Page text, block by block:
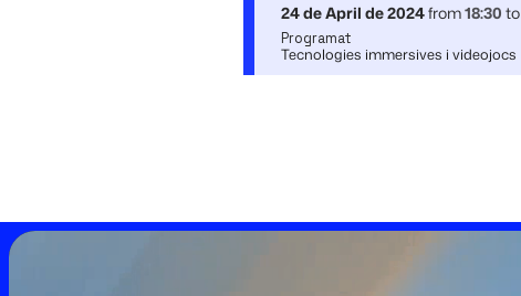
24 de April de 2024from18:30 to
Programat
Tecnologies immersives i videojocs